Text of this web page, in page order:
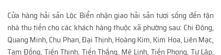
Cửa hàng hải sản Lộc Biển nhận giao hải sản tươi sống đến tận
nhà thu tiền cho các khách hàng thuộc xã phường sau: Chi Đông,
Quang Minh, Chu Phan, Đại Thịnh, Hoàng Kim, Kim Hoa, Liên Mạc,
Tam Đồng, Tiến Thịnh, Tiến Thắng, Mê Linh, Tiền Phong, Tự Lập,